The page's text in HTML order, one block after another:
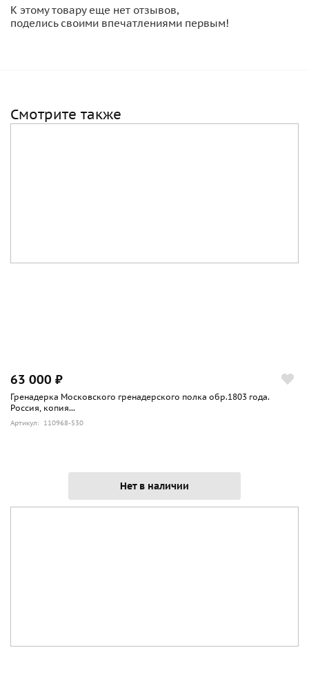
К этому товару еще нет отзывов,
поделись своими впечатлениями первым!
Смотрите также
63 000 ₽
Гренадерка Московского гренадерского полка обр.1803 года.
Россия, копия...
Артикул: 110968-530
Нет в наличии